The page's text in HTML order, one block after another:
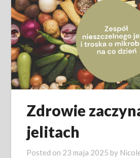
Zdrowie
jelitach
Posted on 23 maja 2025 by